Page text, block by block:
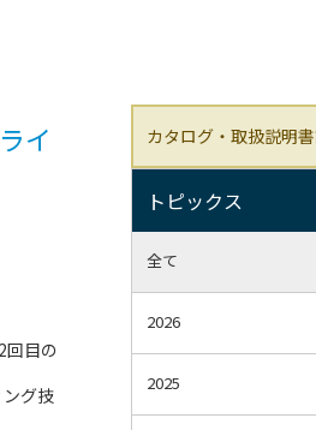
イ
回目の
グ技
カタログ・取扱説明
トピックス
全て
2026
2025